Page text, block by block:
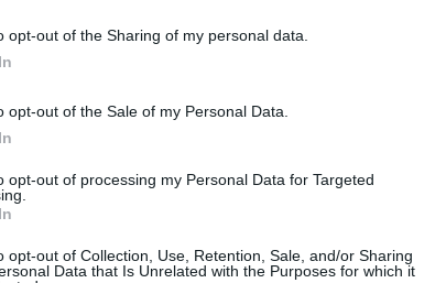
opt-out of the Sharing of my personal data.
opt-out of the Sale of my Personal Data.
opt-out of processing my Personal Data for Targeted
opt-out of Collection, Use, Retention, Sale, and/or Sharing
Data that Is Unrelated with the Purposes for which it
Karšta A. Kasparavičiaus ir Ž Pavilionio
Kuprines pasvėrę specialistai įspėja apie
pavojingą įprotį: tą daro daugiau nei pusė
Žinios | Lietuvos diena